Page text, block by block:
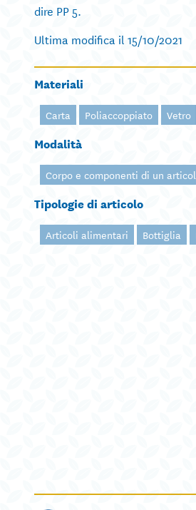
dire PP 5.
Ultima modifica il 15/10/2021
Materiali
Carta Poliaccoppiato Vetro
Modalità
Corpo e componenti di un
Tipologie di articolo
Articoli alimentari Bottiglia